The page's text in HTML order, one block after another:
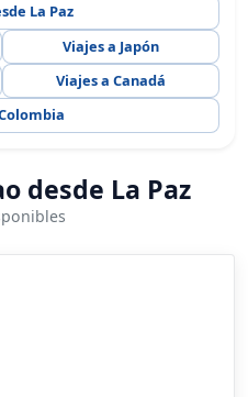
La Paz
Viajes a Japón
Viajes a Canadá
desde La Paz